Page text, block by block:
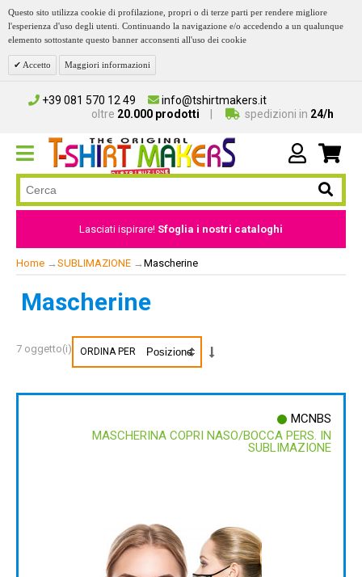
Questo sito utilizza cookie di profilazione, propri o di terze parti per rendere migliore
l'esperienza d'uso degli utenti. Continuando la navigazione e/o accedendo a un qualunque
elemento sottostante questo banner acconsenti all'uso dei cookie
Accetto Maggiori informazioni
+39 081 570 12 49
info@tshirtmakers.it
oltre 20.000 prodotti spedizioni in 24/h
Lasciati ispirare! Sfoglia i nostri cataloghi
Home → SUBLIMAZIONE → Mascherine
Mascherine
7 oggetto(i) ORDINA PER
MCNBS
MASCHERINA COPRI NASO/BOCCA PERS. IN
SUBLIMAZIONE